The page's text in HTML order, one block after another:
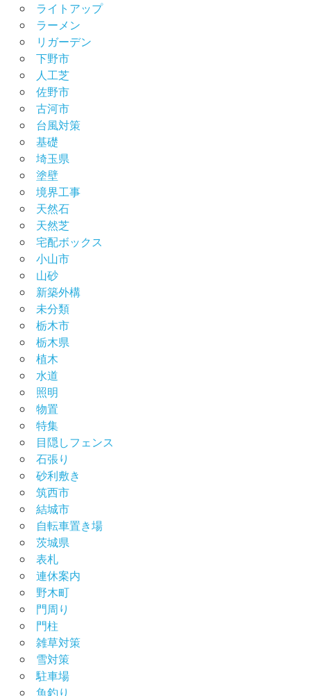
ライトアップ
ラーメン
リガーデン
下野市
人工芝
佐野市
古河市
台風対策
基礎
埼玉県
塗壁
境界工事
天然石
天然芝
宅配ボックス
小山市
山砂
新築外構
未分類
栃木市
栃木県
植木
水道
照明
物置
特集
目隠しフェンス
石張り
砂利敷き
筑西市
結城市
自転車置き場
茨城県
表札
連休案内
野木町
門周り
門柱
雑草対策
雪対策
駐車場
魚釣り